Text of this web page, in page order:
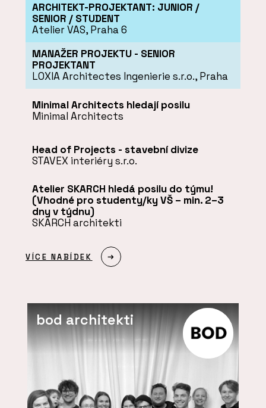
ARCHITEKT-PROJEKTANT: JUNIOR /
SENIOR / STUDENT
Atelier VAS, Praha 6
MANAŽER PROJEKTU - SENIOR
PROJEKTANT
LOXIA Architectes Ingenierie s.r.o., Praha
Minimal Architects hledají posilu
Minimal Architects
Head of Projects - stavební divize
STAVEX interiéry s.r.o.
Atelier SKARCH hledá posilu do týmu!
(Vhodné pro studenty/ky VŠ – min. 2–3
dny v týdnu)
SKARCH architekti
VÍCE NABÍDEK
bod architekti